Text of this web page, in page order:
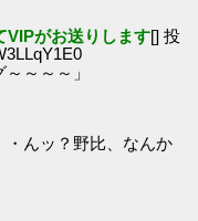
VIPがお送りします[] 投
～～～」
・んッ？野比、なんか